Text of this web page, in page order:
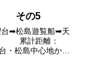
が大勢...
り その5
➡松島遊覧船➡天
累計距離：
・松島中心地から